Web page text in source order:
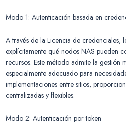
Modo 1: Autenticación basada en
A través de la Licencia de credenciales,
explícitamente qué nodos NAS pueden
recursos. Este método admite la gestión
especialmente adecuado para
implementaciones entre sitios,
centralizadas y flexibles.
Modo 2: Autenticación por token